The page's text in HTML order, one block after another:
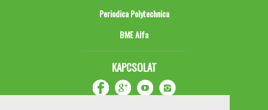
Periodica Polytechnica
BME Alfa
KAPCSOLAT